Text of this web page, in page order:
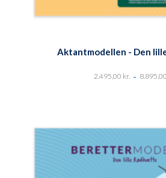
Aktantmodellen - Den
2.495,00 kr. - 8.895,00